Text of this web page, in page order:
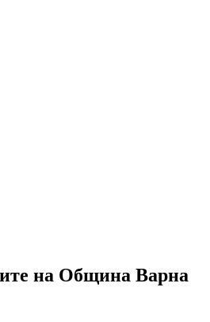
на Община Варна